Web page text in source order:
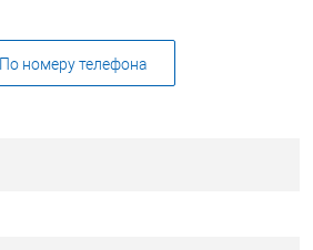
По номеру телефона